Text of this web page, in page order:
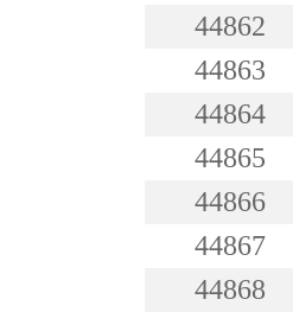
44862
44863
44864
44865
44866
44867
44868